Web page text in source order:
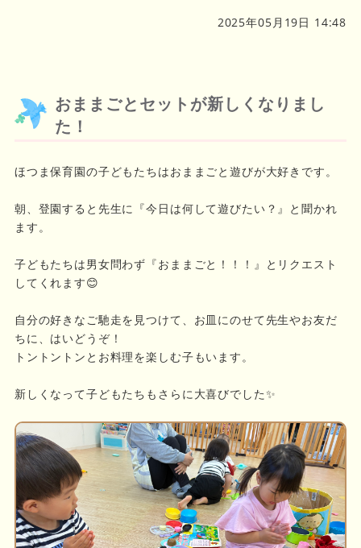
2025年05月19日 14:48
おままごとセットが新しくなりまし
た！
ほつま保育園の子どもたちはおままごと遊びが大好きです。
朝、登園すると先生に『今日は何して遊びたい？』と聞かれ
ます。
子どもたちは男女問わず『おままごと！！！』とリクエスト
してくれます😊
自分の好きなご馳走を見つけて、お皿にのせて先生やお友だ
ちに、はいどうぞ！
トントントンとお料理を楽しむ子もいます。
新しくなって子どもたちもさらに大喜びでした✨